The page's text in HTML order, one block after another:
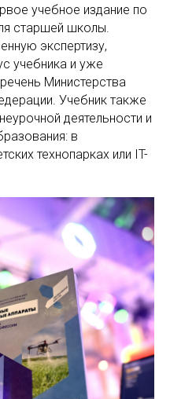
учебное издание по
старшей школы.
экспертизу,
учебника и уже
Министерства
Учебник также
деятельности и
в
технопарках или IT-